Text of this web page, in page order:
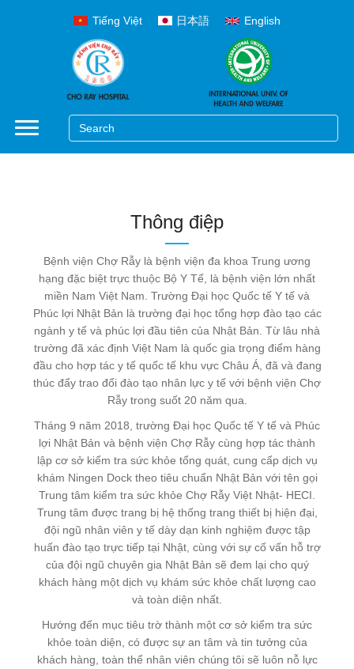
Tiếng Việt 日本語 English
Thông điệp
Bệnh viện Chợ Rẫy là bệnh viện đa khoa Trung ương
hạng đặc biệt trực thuộc Bộ Y Tế, là bệnh viện lớn nhất
miền Nam Việt Nam. Trường Đại học Quốc tế Y tế và
Phúc lợi Nhật Bản là trường đại học tổng hợp đào tạo các
ngành y tế và phúc lợi đầu tiên của Nhật Bản. Từ lâu nhà
trường đã xác định Việt Nam là quốc gia trọng điểm hàng
đầu cho hợp tác y tế quốc tế khu vực Châu Á, đã và đang
thúc đẩy trao đổi đào tạo nhân lực y tế với bệnh viện Chợ
Rẫy trong suốt 20 năm qua.
Tháng 9 năm 2018, trường Đại học Quốc tế Y tế và Phúc
lợi Nhật Bản và bệnh viện Chợ Rẫy cùng hợp tác thành
lập cơ sở kiểm tra sức khỏe tổng quát, cung cấp dịch vụ
khám Ningen Dock theo tiêu chuẩn Nhật Bản với tên gọi
Trung tâm kiểm tra sức khỏe Chợ Rẫy Việt Nhật- HECI.
Trung tâm được trang bị hệ thống trang thiết bị hiện đại,
đội ngũ nhân viên y tế dày dạn kinh nghiệm được tập
huấn đào tạo trực tiếp tại Nhật, cùng với sự cố vấn hỗ trợ
của đội ngũ chuyên gia Nhật Bản sẽ đem lại cho quý
khách hàng một dịch vụ khám sức khỏe chất lượng cao
và toàn diện nhất.
Hướng đến mục tiêu trờ thành một cơ sở kiểm tra sức
khỏe toàn diện, có được sự an tâm và tin tưởng của
khách hàng, toàn thể nhân viên chúng tôi sẽ luôn nỗ lực